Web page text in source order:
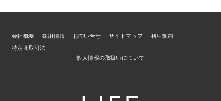
会社概要 採用情報 お問い合せ サイトマップ
利用規約
特定商取引法
個人情報の取扱いについて